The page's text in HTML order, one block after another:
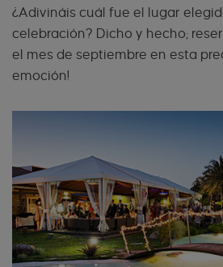
¿Adivináis cuál fue el lugar
celebración? Dicho y hecho;
el mes de septiembre en esta
emoción!